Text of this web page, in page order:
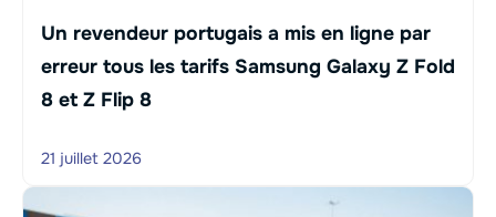
Un revendeur portugais a mis en ligne par
erreur tous les tarifs Samsung Galaxy Z Fold
8 et Z Flip 8
21 juillet 2026